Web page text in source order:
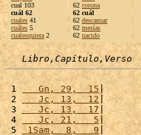
cual 103
cuál 62
cuales 41
cuáles 5
cualesquiera 2
62 corona
62 cuál
62 descansar
62 mesías
62 nacido
Libro,Capítulo,Verso
1
   Gn, 29,  15
2
   Jc, 13,  12
3
   Jc, 13,  17
|
4
   Jc, 21,   5
|
5
1Sam,  8,   9